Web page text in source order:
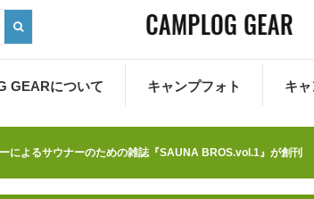
GEARについて キャンプフォト キ
によるサウナーのための雑誌『SAUNA BROS.vol.1』が創刊